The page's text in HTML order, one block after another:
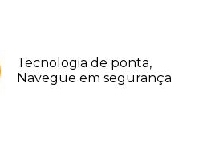
Tecnologia de ponta,
Navegue em segurança